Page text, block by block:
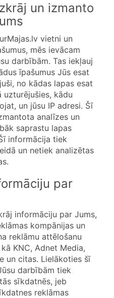
un izmanto
vietni un
mēs ievācam
darbībām. Tas iekļauj
īpašumus Jūs esat
no kādas lapas esat
kādu
un jūsu IP adresi. Šī
analīzes un
saprastu lapas
informācija tiek
un netiek analizētas
par
informāciju par Jums,
reklāmu attēlošanu
KNC, Adnet Media,
Lielākoties šī
darbībām tiek
sīkdatnēs, jeb
reklāmas